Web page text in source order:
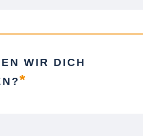
WIR DICH
*